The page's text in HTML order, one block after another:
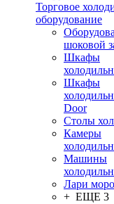
Торговое
оборудование
шоковой
Шкафы
Шкафы
Door
Столы
Камеры
Машины
Лари
+ ЕЩЕ 3